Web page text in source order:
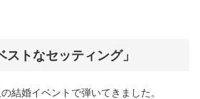
ストなセッティング」
結婚イベントで弾いてきました。